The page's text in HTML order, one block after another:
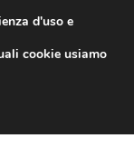
580 290
d'uso e
cookie usiamo